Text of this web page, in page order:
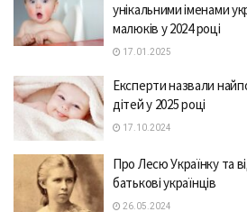
унікальними іменами
малюків у 2024 році
17.01.2025
Експерти назвали
дітей у 2025 році
17.10.2024
Про Лесю Українку та
батькові українців
26.05.2024